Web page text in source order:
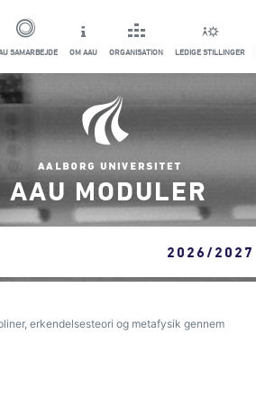
SAMARBEJDE OM AAU ORGANISATION LEDIGE STILLINGER
AAU MODULER
2026/2027
erkendelsesteori og metafysik gennem